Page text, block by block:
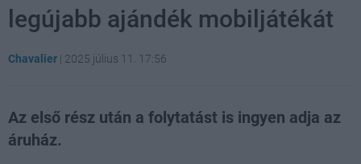
legújabb ajándék mobiljátékát
Chavalier | 2025 július 11. 17:56
Az első rész után a folytatást is ingyen adja az
áruház.